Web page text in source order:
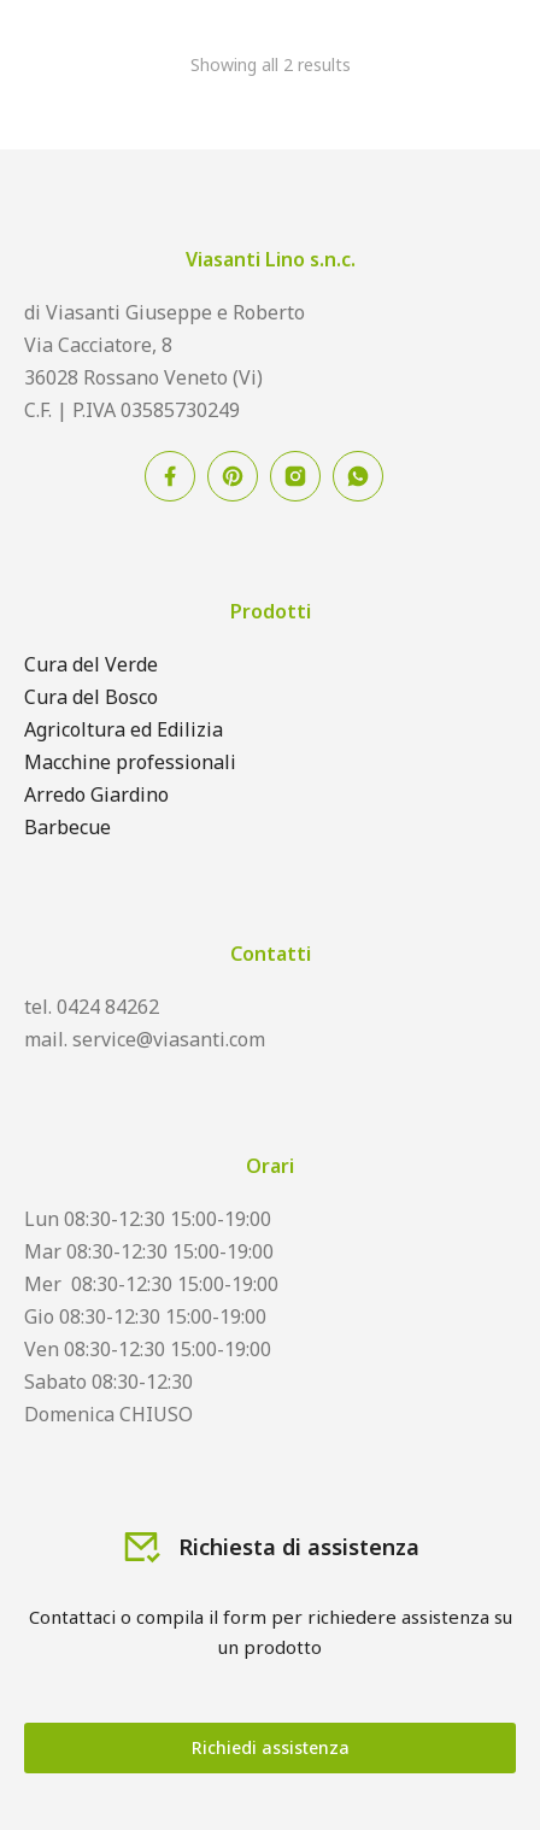
Showing all 2 results
Viasanti Lino s.n.c.
di Viasanti Giuseppe e Roberto
Via Cacciatore, 8
36028 Rossano Veneto (Vi)
C.F. | P.IVA 03585730249
Prodotti
Cura del Verde
Cura del Bosco
Agricoltura ed Edilizia
Macchine professionali
Arredo Giardino
Barbecue
Contatti
tel. 0424 84262
mail. service@viasanti.com
Orari
Lun 08:30-12:30 15:00-19:00
Mar 08:30-12:30 15:00-19:00
Mer 08:30-12:30 15:00-19:00
Gio 08:30-12:30 15:00-19:00
Ven 08:30-12:30 15:00-19:00
Sabato 08:30-12:30
Domenica CHIUSO
Richiesta di assistenza
Contattaci o compila il form per richiedere assistenza su
un prodotto
Richiedi assistenza